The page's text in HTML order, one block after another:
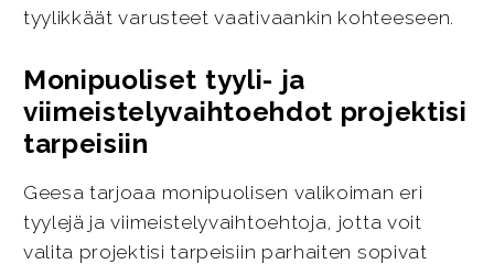
tyylikkäät varusteet vaativaankin kohteeseen.
Monipuoliset tyyli- ja
viimeistelyvaihtoehdot projektisi
tarpeisiin
Geesa tarjoaa monipuolisen valikoiman eri
tyylejä ja viimeistelyvaihtoehtoja, jotta voit
valita projektisi tarpeisiin parhaiten sopivat